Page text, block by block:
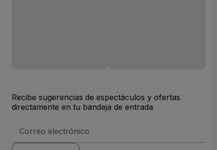
Recibe sugerencias de espectáculos y ofertas
directamente en tu bandeja de entrada
de